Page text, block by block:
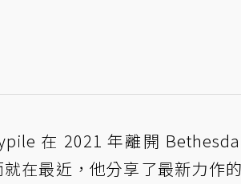
在 2021 年離開
在最近，他分享了最新力作